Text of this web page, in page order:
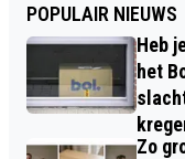
POPULAIR NIEUWS
Heb
het
Zo